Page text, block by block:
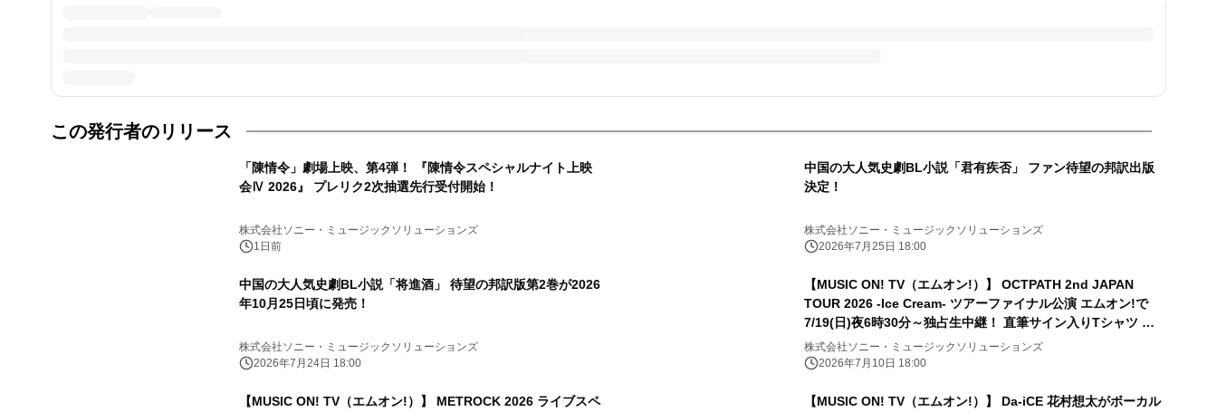
この発行者のリリース
「陳情令」劇場上映、第4弾！ 『陳情令スペシャルナイト上映
会Ⅳ 2026』 プレリク2次抽選先行受付開始！
株式会社ソニー・ミュージックソリューションズ
1日前
中国の大人気史劇BL小説「君有疾否」 ファン待望の邦訳出版
決定！
株式会社ソニー・ミュージックソリューションズ
2026年7月25日 18:00
中国の大人気史劇BL小説「将進酒」 待望の邦訳版第2巻が2026
年10月25日頃に発売！
株式会社ソニー・ミュージックソリューションズ
2026年7月24日 18:00
【MUSIC ON! TV（エムオン!）】 OCTPATH 2nd JAPAN
TOUR 2026 -Ice Cream- ツアーファイナル公演 エムオン!で
7/19(日)夜6時30分～独占生中継！ 直筆サイン入りTシャツ プ
レゼントキャンペーン実施中！
株式会社ソニー・ミュージックソリューションズ
2026年7月10日 18:00
【MUSIC ON! TV（エムオン!）】 METROCK 2026 ライブスペ
【MUSIC ON! TV（エムオン!）】 Da-iCE 花村想太がボーカル